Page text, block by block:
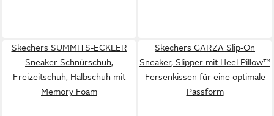
Skechers SUMMITS-ECKLER
Sneaker Schnürschuh,
Freizeitschuh, Halbschuh mit
Memory Foam
Skechers GARZA Slip-On
Sneaker, Slipper mit Heel Pillow™
Fersenkissen für eine optimale
Passform